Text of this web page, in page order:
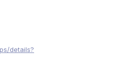
details?